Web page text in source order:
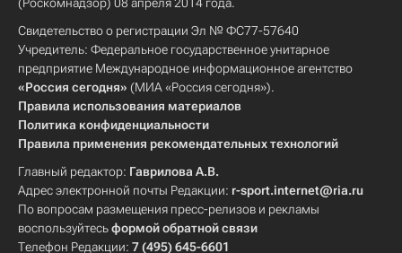
Свидетельство о регистрации Эл № ФС77-57640
Учредитель: Федеральное государственное унитарное
предприятие Международное информационное агентство
«Россия сегодня» (МИА «Россия сегодня»).
Правила использования материалов
Политика конфиденциальности
Правила применения рекомендательных технологий
Главный редактор: Гаврилова А.В.
Адрес электронной почты Редакции: r-sport.internet@ria.ru
По вопросам размещения пресс-релизов и рекламы
воспользуйтесьформой обратной связи
Телефон Редакции: 7 (495) 645-6601